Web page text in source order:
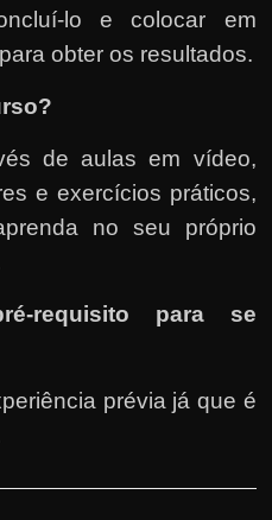
lo e colocar em
obter os resultados.
de aulas em vídeo,
e exercícios práticos,
no seu próprio
requisito para se
prévia já que é